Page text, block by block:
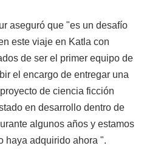
aseguró que "es un desafío
este viaje en Katla con
de ser el primer equipo de
el encargo de entregar una
de ciencia ficción
en desarrollo dentro de
algunos años y estamos
haya adquirido ahora ".